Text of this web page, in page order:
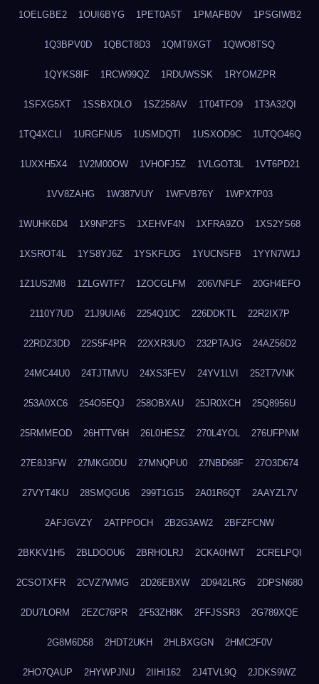
1OELGBE2 1OUI6BYG 1PET0A5T 1PMAFB0V 1PSGIWB2
1Q3BPV0D 1QBCT8D3 1QMT9XGT 1QWO8TSQ
1QYKS8IF 1RCW99QZ 1RDUWSSK 1RYOMZPR
1SFXG5XT 1SSBXDLO 1SZ258AV 1T04TFO9 1T3A32QI
1TQ4XCLI 1URGFNU5 1USMDQTI 1USXOD9C 1UTQO46Q
1UXXH5X4 1V2M00OW 1VHOFJ5Z 1VLGOT3L 1VT6PD21
1VV8ZAHG 1W387VUY 1WFVB76Y 1WPX7P03
1WUHK6D4 1X9NP2FS 1XEHVF4N 1XFRA9ZO 1XS2YS68
1XSROT4L 1YS8YJ6Z 1YSKFL0G 1YUCNSFB 1YYN7W1J
1Z1US2M8 1ZLGWTF7 1ZOCGLFM 206VNFLF 20GH4EFO
2110Y7UD 21J9UIA6 2254Q10C 226DDKTL 22R2IX7P
22RDZ3DD 22S5F4PR 22XXR3UO 232PTAJG 24AZ56D2
24MC44U0 24TJTMVU 24XS3FEV 24YV1LVI 252T7VNK
253A0XC6 254O5EQJ 258OBXAU 25JR0XCH 25Q8956U
25RMMEOD 26HTTV6H 26L0HESZ 270L4YOL 276UFPNM
27E8J3FW 27MKG0DU 27MNQPU0 27NBD68F 27O3D674
27VYT4KU 28SMQGU6 299T1G15 2A01R6QT 2AAYZL7V
2AFJGVZY 2ATPPOCH 2B2G3AW2 2BFZFCNW
2BKKV1H5 2BLDOOU6 2BRHOLRJ 2CKA0HWT 2CRELPQI
2CSOTXFR 2CVZ7WMG 2D26EBXW 2D942LRG 2DPSN680
2DU7LORM 2EZC76PR 2F53ZH8K 2FFJSSR3 2G789XQE
2G8M6D58 2HDT2UKH 2HLBXGGN 2HMC2F0V
2HO7QAUP 2HYWPJNU 2IIHI162 2J4TVL9Q 2JDKS9WZ